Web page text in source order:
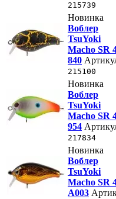
215739
Новинка
Воблер
TsuYoki
Macho SR
840
215100
Новинка
Воблер
TsuYoki
Macho SR
954
217834
Новинка
Воблер
TsuYoki
Macho SR
A003